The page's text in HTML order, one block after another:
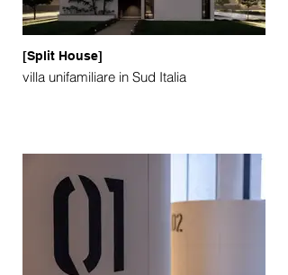
[Split House]
villa unifamiliare in Sud Italia